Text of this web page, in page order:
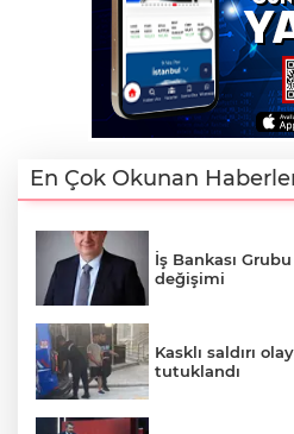
En Çok Okunan
İş Bankası
değişimi
Kasklı saldırı
tutuklandı